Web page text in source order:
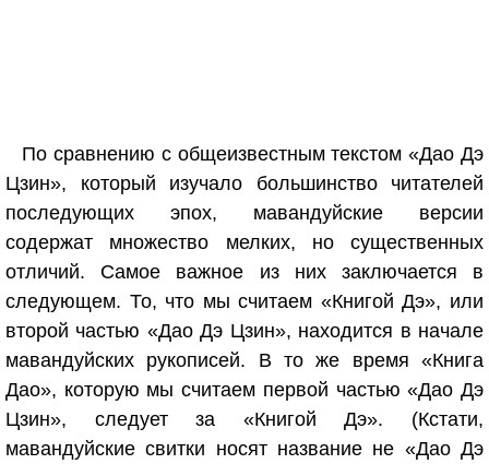
По сравнению с общеизвестным текстом «Дао Дэ
Цзин», который изучало большинство читателей
последующих эпох, мавандуйские версии
содержат множество мелких, но существенных
отличий. Самое важное из них заключается в
следующем. То, что мы считаем «Книгой Дэ», или
второй частью «Дао Дэ Цзин», находится в начале
мавандуйских рукописей. В то же время «Книга
Дао», которую мы считаем первой частью «Дао Дэ
Цзин», следует за «Книгой Дэ». (Кстати,
мавандуйские свитки носят название не «Дао Дэ